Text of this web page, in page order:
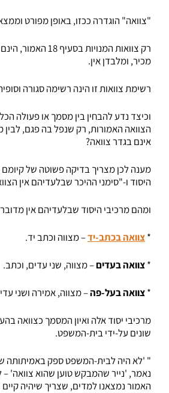
"צוואה" הוגדרה ככזו, באופן מפורט וממצא,
רק צוואות המנויות
מכיר, ומלבדן אין.
רשימת צוואות זו הינה רשימה סגורה
וכיצד נדע להבחין בין מסמך או פעולה
הצוואה האמורות, רק שנפל בה פגם,
אינם בגדר צוואה?
מענה לכן מצריך בדיקה פשוטה של
היסוד ו-"סימני ההיכר שבלעדיהם אין
ומהם מרכיבי היסוד שבלעדיהם אין
*צוואה בכתב-יד– מצווה וכתב יד.
*צוואה בעדים– מצווה, שני עדים, וכתב.
*צוואה בעל-פה– מצווה, אמירה ושני
מרכיבי יסוד אלה ואיון המסמך כצוואה
שונים על-ידי בית-המשפט.
" 'לא היה לבית-המשפט ספק באמיתותה
נאמר, 'נייר שהמבקש טוען שהוא צוואה' –
האמור נמצאנו למדים, שצריך שיהיה